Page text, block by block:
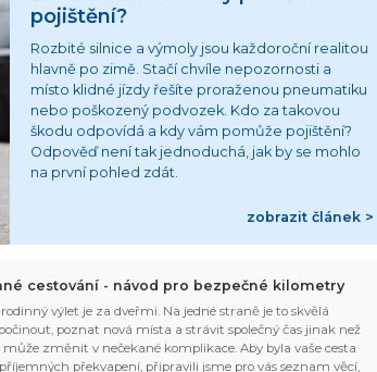
pojištění?
Rozbité silnice a výmoly jsou každoroční realitou
hlavně po zimě. Stačí chvíle nepozornosti a
místo klidné jízdy řešíte proraženou pneumatiku
nebo poškozený podvozek. Kdo za takovou
škodu odpovídá a kdy vám pomůže pojištění?
Odpověď není tak jednoduchá, jak by se mohlo
na první pohled zdát.
zobrazit článek >
cestování - návod pro bezpečné kilometry
výlet je za dveřmi. Na jedné straně je to skvělá
poznat nová místa a strávit společný čas jinak než
může změnit v nečekané komplikace. Aby byla vaše cesta
překvapení, připravili jsme pro vás seznam věcí,